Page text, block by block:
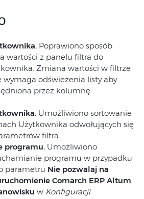
Poprawiono sposób
wartości z panelu filtra do
Zmiana wartości w filtrze
odświeżenia listy aby
przez kolumnę
Umożliwiono sortowanie
Użytkownika odwołujących się
filtra.
programu. Umożliwiono
programu w przypadku
parametru Nie pozwalaj na
Comarch ERP Altum
w Konfiguracji